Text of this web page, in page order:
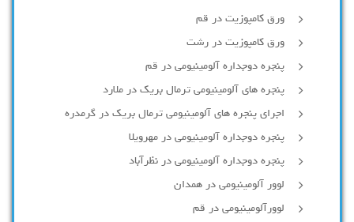
ورق کامپوزیت در قم
ورق کامپوزیت در رشت
پنجره دوجداره آلومينيومی در قم
پنجره های آلومینیومی ترمال بریک در ملارد
اجرای پنجره های آلومینیومی ترمال بریک در گرمدره
پنجره دوجداره آلومینیومی در مهرویلا
پنجره دوجداره آلومینیومی در نظرآباد
لوور آلومینیومی در همدان
لوورآلومینیومی در قم